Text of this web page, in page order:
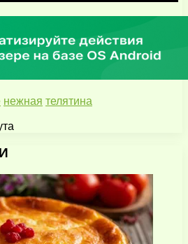
нежная телятина